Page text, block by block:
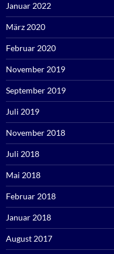
Januar 2022
März 2020
Februar 2020
November 2019
September 2019
Juli 2019
November 2018
Juli 2018
Mai 2018
Februar 2018
Januar 2018
August 2017